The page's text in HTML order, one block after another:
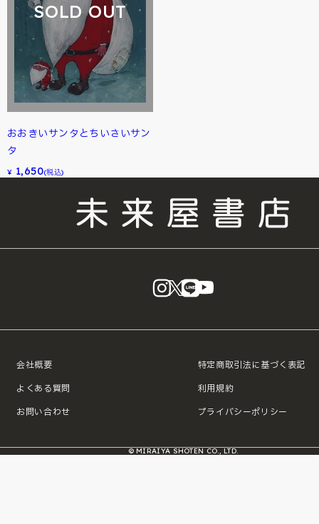
SOLD OUT
おおきいサンタとちいさいサン
タ
¥ 1,650(税込)
instagram
X LINE
会社概要
よくある質問
お問い合わせ
特定商取引法に基づく表記
利用規約
プライバシーポリシー
© MIRAIYA SHOTEN CO., LTD.